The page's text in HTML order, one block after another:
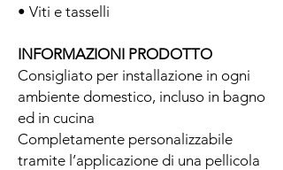
• Viti e tasselli
INFORMAZIONI PRODOTTO
Consigliato per installazione in ogni
ambiente domestico, incluso in bagno
ed in cucina
Completamente personalizzabile
tramite l’applicazione di una pellicola